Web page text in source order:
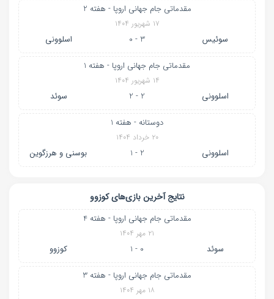
مقدماتی جام جهانی اروپا - هفته 2
۱۷ شهریور ۱۴۰۴
سوئیس 3 - 0 اسلوونی
مقدماتی جام جهانی اروپا - هفته 1
۱۴ شهریور ۱۴۰۴
اسلوونی 2 - 2 سوئد
دوستانه - هفته 1
۲۰ خرداد ۱۴۰۴
اسلوونی 2 - 1 بوسنی و هرزگوین
نتایج آخرین بازی‌های کوزوو
مقدماتی جام جهانی اروپا - هفته 4
۲۱ مهر ۱۴۰۴
سوئد 0 - 1 کوزوو
مقدماتی جام جهانی اروپا - هفته 3
۱۸ مهر ۱۴۰۴